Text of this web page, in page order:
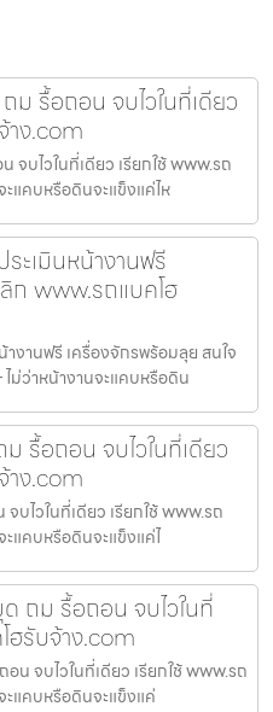
รื้อถอน จบไวในที่เดียว
าง.com
บไวในที่เดียว เรียกใช้ www.รถ
แคบหรือดินจะแข็งแค่ไห
ะเมินหน้างานฟรี
ก www.รถแบคโฮ
งานฟรี เครื่องจักรพร้อมลุย สนใจ
ม่ว่าหน้างานจะแคบหรือดิน
รื้อถอน จบไวในที่เดียว
าง.com
ไวในที่เดียว เรียกใช้ www.รถ
แคบหรือดินจะแข็งแค่ไ
ถม รื้อถอน จบไวในที่
ฮรับจ้าง.com
จบไวในที่เดียว เรียกใช้ www.รถ
แคบหรือดินจะแข็งแค่